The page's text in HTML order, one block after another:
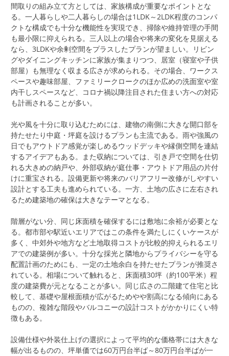
間取りの組み立て方としては、家族構成が重要なポイントとな
る。一人暮らしや二人暮らしの場合は1LDK～2LDK程度のコンパ
クトな構成でも十分な機能性を実現でき、掃除や維持管理の手間
も最小限に抑えられる。三人以上の場合や将来の変化を見据える
なら、3LDKや余剰空間をプラスしたプランが望ましい。リビン
グやダイニングキッチンに家族が集まりつつ、居室（寝室や子供
部屋）も無理なく収まる広さが求められる。その場合、ワークス
ペースや趣味部屋、ファミリークロークのほか広めの洗面室や室
内干しスペースなど、コロナ禍以降注目された住まい方への対応
も計画されることが多い。
光や風を十分に取り込むためには、建物の南側に大きな開口部を
持たせたり中庭・坪庭を設けるプランも主流である。雨や強風の
日でもアウトドア感覚が楽しめるウッドデッキや縁側空間を連結
するアイデアもある。また収納については、引き戸で空間を仕切
れる大きめの納戸や、外部収納が庭仕事・アウトドア用品の片付
けに重宝される。設備更新や将来のバリアフリー改修がしやすい
設計とする工夫も進められている。一方、土地の広さに左右され
るため建築地の確保は大きなテーマとなる。
階層がない分、同じ床面積を確保するには敷地に余裕が必要とな
る。都市部や駅近いエリアではこの条件を満たしにくいケースが
多く、中郊外や地方など土地取得コストが比較的抑えられるエリ
アでの建築例が多い。十分な採光と隣地からプライバシーを守る
配置計画のためにも、一定の土地余白を持たせたプランが推奨さ
れている。相場について触れると、床面積30坪（約100平米）程
度の建築費が元となることが多い。同じ広さの二階建て住宅と比
較して、基礎や屋根面積が広がるためやや割高になる傾向にある
ものの、複雑な階段やバルコニーの設計コストがかかりにくい特
徴もある。
設備仕様や外装仕上げの選択によって平均的な価格帯には大きな
幅が出るものの、坪単価では60万円台半ば～80万円台半ばが一